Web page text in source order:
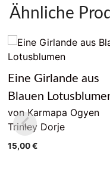
Ähnliche
Eine Girlande aus
Blauen
von Karmapa Ogyen
Trinley Dorje
15,00€